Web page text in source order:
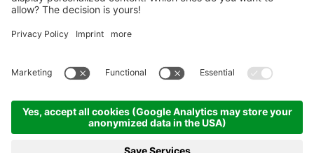
Sitemap . Credits . Informativa privacy
. produced by